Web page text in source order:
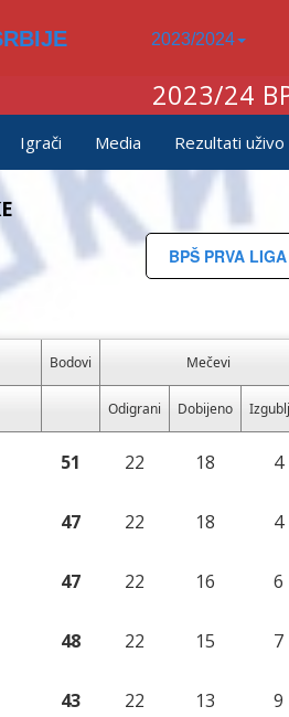
2023/2024
2023/24
Igrači Media Rezultati uživo
BPŠ PRVA
Bodovi Mečevi
Odigrani Dobijeno
51 22 18 4
47 22 18 4
47 22 16 6
48 22 15 7
43 22 13 9